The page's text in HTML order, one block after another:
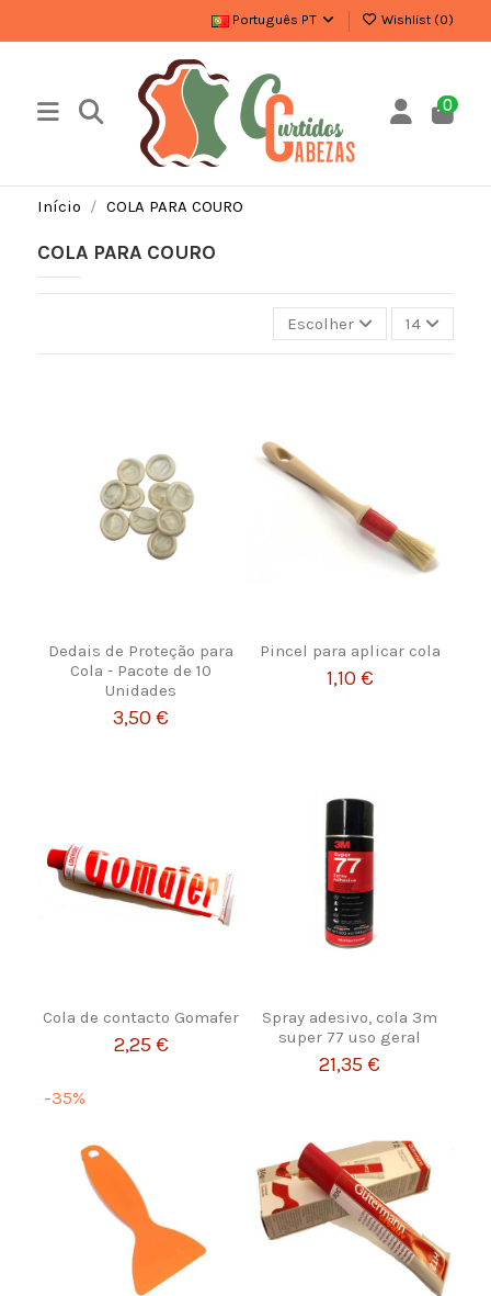
Português PT Wishlist (0)
0
Início COLA PARA COURO
COLA PARA COURO
Escolher 14
Dedais de Proteção para
Cola - Pacote de 10
Unidades
3,50 €
Pincel para aplicar cola
1,10 €
Cola de contacto Gomafer
2,25 €
Spray adesivo, cola 3m
super 77 uso geral
21,35 €
-35%